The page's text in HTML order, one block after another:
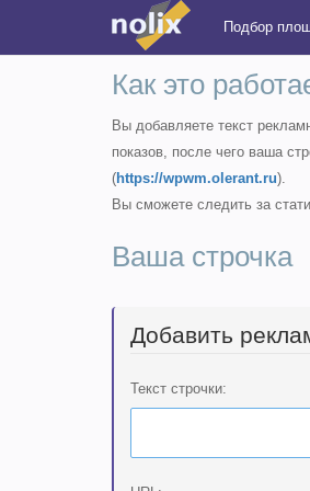
Подбор
Как это
Вы добавляете текст
показов, после чего ваша
(https://wpwm.olerant.ru).
Вы сможете следить за
Ваша строчка
Добавить
Текст строчки: